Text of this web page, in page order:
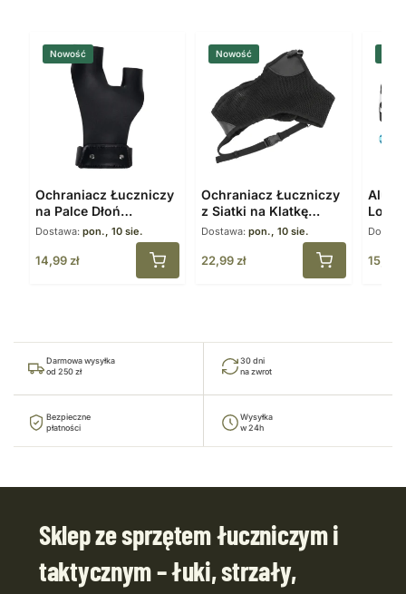
Nowość
Ochraniacz Łuczniczy
na Palce Dłoń
Skórzany Czarny
Dostawa: pon., 10 sie.
14,99 zł
Nowość
Ochraniacz Łuczniczy
z Siatki na Klatkę
Piersiową Regulowany
Dostawa:pon., 10 sie.
22,99 zł
Loop
15,99
Darmowa wysyłka
od 250 zł
30 dni
na zwrot
Bezpieczne
płatności
Wysyłka
w 24h
Sklep ze sprzętem łuczniczym i
taktycznym – łuki, strzały,